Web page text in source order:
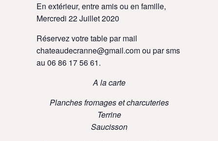
En extérieur, entre amis ou en famille,
Mercredi 22 Juillet 2020
Réservez votre table par mail
chateaudecranne@gmail.comou par sms
au 06 86 17 56 61.
A la carte
Planches fromages et charcuteries
Terrine
Saucisson